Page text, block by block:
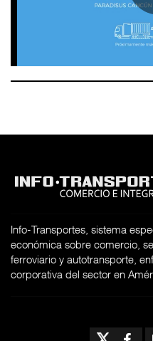
Info-Transportes, sistema
económica sobre comercio,
ferroviario y autotransporte,
corporativa del sector en